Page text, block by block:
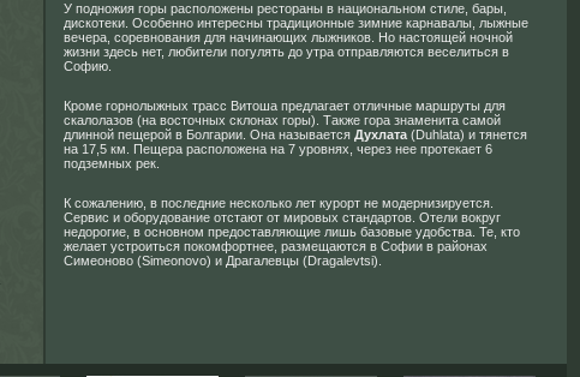
У подножия горы расположены рестораны в национальном стиле, бары,
дискотеки. Особенно интересны традиционные зимние карнавалы, лыжные
вечера, соревнования для начинающих лыжников. Но настоящей ночной
жизни здесь нет, любители погулять до утра отправляются веселиться в
Софию.
Кроме горнолыжных трасс Витоша предлагает отличные маршруты для
скалолазов (на восточных склонах горы). Также гора знаменита самой
длинной пещерой в Болгарии. Она называется Духлата (Duhlata) и тянется
на 17,5 км. Пещера расположена на 7 уровнях, через нее протекает 6
подземных рек.
К сожалению, в последние несколько лет курорт не модернизируется.
Сервис и оборудование отстают от мировых стандартов. Отели вокруг
недорогие, в основном предоставляющие лишь базовые удобства. Те, кто
желает устроиться покомфортнее, размещаются в Софии в районах
Симеоново (Simeonovo) и Драгалевцы (Dragalevtsi).